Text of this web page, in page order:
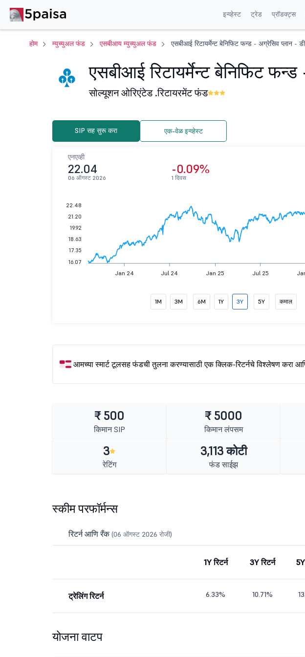
इन्व्हेस्ट ट्रेड प्रॉडक्ट्स
होम म्युच्युअल फंड एसबीआय म्युच्युअल फंड एसबीआई रिटायर्मेन्ट बेनिफिट फन्ड - अग्रेसिव प्लान -
एसबीआई रिटायर्मेन्ट बेनिफिट
सोल्यूशन ओरिएंटेड .रिटायरमेंट फंड
SIP सह सुरू करा एक-वेळ इन्व्हेस्ट
एनएव्ही
22.04
06 ऑगस्ट 2026
-0.09%
1 दिवस
Jan 24 Jul 24 Jan 25 Jul 25
22.48
21.20
19.92
18.63
17.35
16.07
1M 3M 6M 1Y 3Y 5Y कमाल
आमच्या स्मार्ट टूलसह फंडची तुलना करण्यासाठी एक क्लिक-रिटर्नचे विश्लेषण करा
₹ 500
किमान SIP
₹ 5000
किमान लंपसम
3
रेटिंग
3,113 कोटी
फंड साईझ
स्कीम परफॉर्मन्स
रिटर्न आणि रँक(06 ऑगस्ट 2026 रोजी)
1Y रिटर्न 3Y रिटर्न
ट्रेलिंग रिटर्न 6.33% 10.71%
योजना वाटप